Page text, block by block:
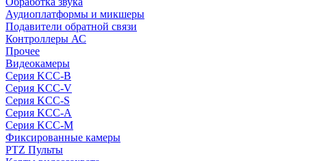
Аудиоплатформы и микшеры
Подавители обратной связи
Контроллеры АС
Прочее
Видеокамеры
Серия KCC-B
Серия KCC-V
Серия KCC-S
Серия KCC-A
Серия KCC-M
Фиксированные камеры
PTZ Пульты